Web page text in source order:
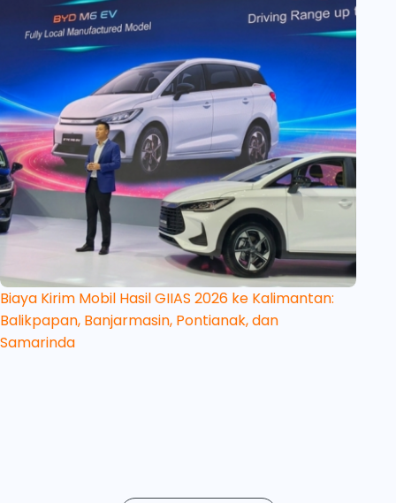
Biaya Kirim Mobil Hasil GIIAS 2026 ke Kalimantan:
Balikpapan, Banjarmasin, Pontianak, dan
Samarinda